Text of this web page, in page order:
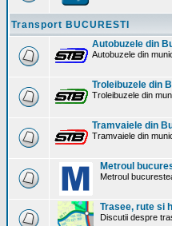
Transport BUCURESTI
Autobuzele din
Autobuzele din
Troleibuzele din
Troleibuzele din
Tramvaiele din
Tramvaiele din
Metroul
Metroul
Trasee, rute si
Discutii despre